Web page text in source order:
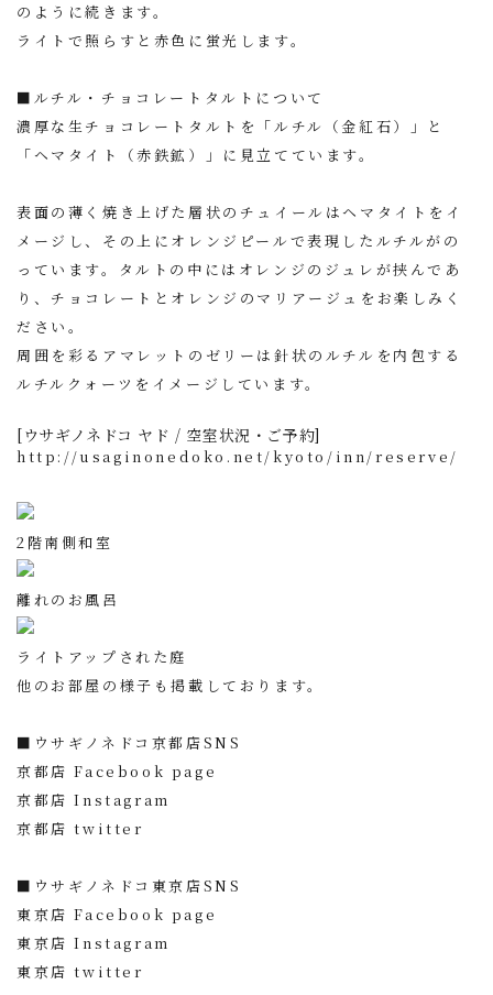
のように続きます。
ライトで照らすと赤色に蛍光します。
■ ルチル・チョコレートタルト について
濃厚な生チョコレートタルトを「ルチル（金紅石）」と
「ヘマタイト（赤鉄鉱）」に見立てています。
表面の薄く焼き上げた層状のチュイールはヘマタイトをイ
メージし、その上にオレンジピールで表現したルチルがの
っています。タルトの中にはオレンジのジュレが挟んであ
り、チョコレートとオレンジのマリアージュをお楽しみく
ださい。
周囲を彩るアマレットのゼリーは針状のルチルを内包する
ルチルクォーツをイメージしています。
[ウサギノネドコ ヤド / 空室状況・ご予約]
http://usaginonedoko.net/kyoto/inn/reserve/
2階南側和室
離れのお風呂
ライトアップされた庭
他のお部屋の様子 も掲載しております。
■ウサギノネドコ京都店SNS
京都店 Facebook page
京都店 Instagram
京都店 twitter
■ウサギノネドコ東京店SNS
東京店 Facebook page
東京店 Instagram
東京店 twitter